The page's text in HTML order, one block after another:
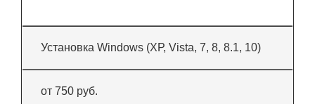
Установка Windows (ХР, Vista, 7, 8, 8.1, 10)
от 750 руб.